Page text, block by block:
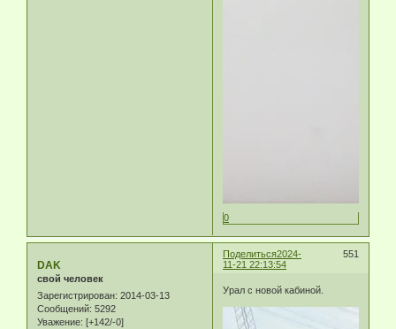
0
Поделиться 551
2024-
11-21 22:13:54
DAK
свой человек
Зарегистрирован: 2014-03-13
Сообщений: 5292
Уважение: [+142/-0]
Урал с новой кабиной.